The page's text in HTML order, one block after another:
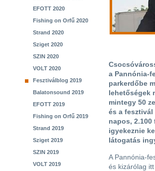
EFOTT 2020
Fishing on Orfű 2020
Strand 2020
Sziget 2020
SZIN 2020
VOLT 2020
Fesztiválblog 2019
Balatonsound 2019
EFOTT 2019
Fishing on Orfű 2019
Strand 2019
Sziget 2019
SZIN 2019
VOLT 2019
a Pannónia-
parkerdőbe
lehetőségek
mintegy 50
és a fesztivál
napos,
igyekeznie
látogatás
A Pannónia-
és kizárólag